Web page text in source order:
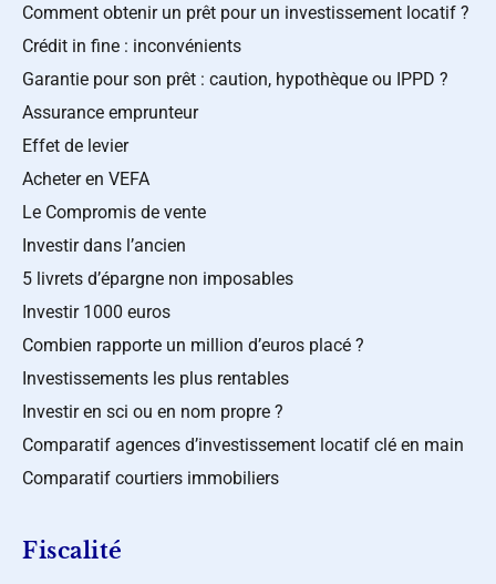
Comment obtenir un prêt pour un investissement locatif ?
Crédit in fine : inconvénients
Garantie pour son prêt : caution, hypothèque ou IPPD ?
Assurance emprunteur
Effet de levier
Acheter en VEFA
Le Compromis de vente
Investir dans l’ancien
5 livrets d’épargne non imposables
Investir 1000 euros
Combien rapporte un million d’euros placé ?
Investissements les plus rentables
Investir en sci ou en nom propre ?
Comparatif agences d’investissement locatif clé en main
Comparatif courtiers immobiliers
Fiscalité